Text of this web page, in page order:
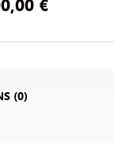
(0)